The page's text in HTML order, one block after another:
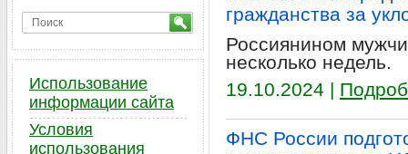
гражданства за
Россиянином
несколько недель.
19.10.2024 |
ФНС России
Использование
информации сайта
Условия
использования